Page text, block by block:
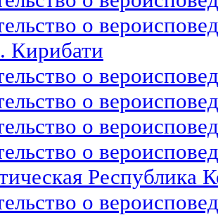
о
Кирибати
о
о
о
о
Республика
о